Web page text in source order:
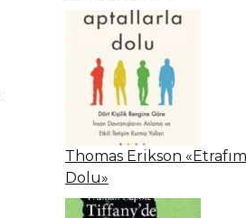
Thomas Erikson
Dolu»